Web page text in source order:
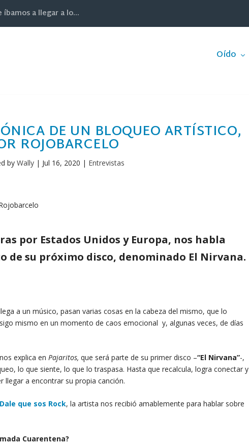
íbamos a llegar a lo...
Oído
DE UN BLOQUEO ARTÍSTICO,
ROJOBARCELO
byWally | Jul 16, 2020 | Entrevistas
por Estados Unidos y Europa, nos habla
de su próximo disco, denominado El Nirvana.
a un músico, pasan varias cosas en la cabeza del mismo, que lo
mismo en un momento de caos emocional y, algunas veces, de días
explica enPajaritos,que será parte de su primer disco –“El Nirvana”-,
lo que siente, lo que lo traspasa. Hasta que recalcula, logra conectar y
llegar a encontrar su propia canción.
Dale que sos Rock, la artista nos recibió amablemente para hablar sobre
Cuarentena?